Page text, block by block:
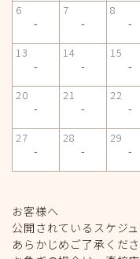
6
-
7
-
8
-
13
-
14
-
15
-
20
-
21
-
22
-
27
-
28
-
29
-
お客様へ
公開されているスケジ
あらかじめご了承くださ